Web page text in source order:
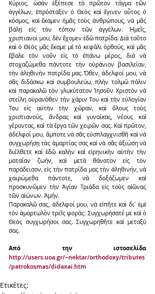
Κύριος, ὡσὰν ἐξέπεσε τὸ πρῶτον τάγμα τῶν
ἀγγέλων, ἐπρόσταξεν ὁ Θεὸς καὶ ἔγινεν οὗτος ὁ
κόσμος, καὶ ἔκαμεν ἡμᾶς τοὺς ἀνθρώπους, νὰ μᾶς
βάλῃ εἰς τὸν τόπον τῶν ἀγγέλων. Ἡμεῖς,
χριστιανοί μου, δὲν ἔχομεν ἐδῶ πατρίδα. Διὰ τοῦτο
καὶ ὁ Θεὸς μᾶς ἔκαμε μὲ τὸ κεφάλι ὀρθούς, καὶ μᾶς
ἔβαλε τὸν νοῦν εἰς τὸ ἐπάνω μέρος, διὰ νὰ
στοχαζώμεθα πάντοτε τὴν οὐράνιον βασιλείαν,
τὴν ἀληθινὴν πατρίδα μας. Ὅθεν, ἀδελφοί μου, νὰ
σᾶς διδάσκω καὶ συμβουλεύω, πλὴν τολμῶ πάλιν
καὶ παρακαλῶ τὸν γλυκύτατον Ἰησοῦν Χριστὸν νὰ
στείλη οὐρανόθεν τὴν χάριν Του καὶ τὴν εὐλογίαν
Του εἰς αὐτὴν τὴν χῶραν, καὶ ὅλους τοὺς
χριστιανούς, ἄνδρας καὶ γυναίκας, νέους καὶ
γέροντας, καὶ τὰ ἔργα τῶν χειρῶν σας. Καὶ πρῶτον,
ἀδελφοί μου, ἄμποτε νὰ σᾶς εὐσπλαγχνισθῆ καὶ νὰ
συγχωρήσῃ τὰς ἁμαρτίας σας καὶ νὰ σᾶς ἀξιώση νὰ
διέλθετε καὶ ἐδῶ καλὴν καὶ εἰρηνικὴν αὐτὴν τὴν
ματαίαν ζωήν, καὶ μετὰ θάνατον εἰς τὸν
παράδεισον, εἰς τὴν πατρίδα μας τὴν ἀληθινήν, νὰ
χαιρώμεθα πάντοτε, νὰ δοξάζωμεν καὶ
προσκυνῶμεν τὴν Ἁγίαν Τριάδα εἰς τοὺς αἰῶνας
τῶν αἰώνων. Ἀμήν.
Παρακαλῶ σας, ἀδελφοί μου, νὰ εἰπῆτε καὶ δι᾿ ἐμὲ
τὸν ἁμαρτωλὸν τρεῖς φοράς: Συγχωρήσατέ με καὶ ὁ
Θεὸς συγχωρήσοι σας. Συγχωρηθῆτε καὶ μεταξύ
σας.
http://users.uoa.gr/~nektar/orthodoxy/tributes
/patrokosmas/didaxai.htm
Ετικέτες: